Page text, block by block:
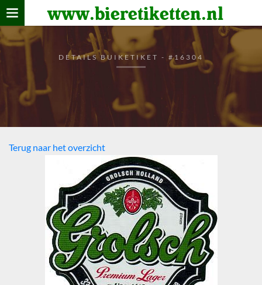
www.bieretiketten.nl
Home
verzamelen
De bierkaart
Bezoekers
DETAILS BUIKETIKET - #16304
Terug naar het overzicht